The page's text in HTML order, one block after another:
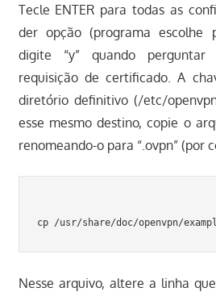
Tecle ENTER para todas as
der opção (programa escolhe
digite “y” quando
requisição de certificado. A
diretório definitivo (/etc/
esse mesmo destino, copie o
renomeando-o para “.ovpn” (por
Nesse arquivo, altere a linha